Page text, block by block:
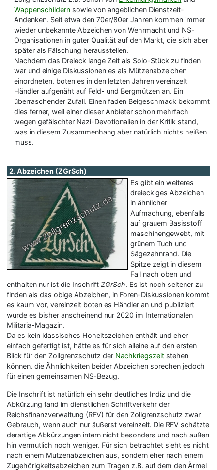
Wappenschildern sowie von angeblichen Dienstzeit-
Andenken. Seit etwa den 70er/80er Jahren kommen immer
wieder unbekannte Abzeichen von Wehrmacht und NS-
Organisationen in guter Qualität auf den Markt, die sich aber
später als Fälschung herausstellen.
Nachdem das Dreieck lange Zeit als Solo-Stück zu finden
war und einige Diskussionen es als Mützenabzeichen
einordneten, boten es in den letzten Jahren vereinzelt
Händler aufgenäht auf Feld- und Bergmützen an. Ein
überraschender Zufall. Einen faden Beigeschmack bekommt
dies ferner, weil einer dieser Anbieter schon mehrfach
wegen gefälschter Nazi-Devotionalien in der Kritik stand,
was in diesem Zusammenhang aber natürlich nichts heißen
muss.
2. Abzeichen (ZGrSch)
Es gibt ein weiteres
dreieckiges Abzeichen
in ähnlicher
Aufmachung, ebenfalls
auf grauem Basisstoff
maschinengewebt, mit
grünem Tuch und
Sägezahnrand. Die
Spitze zeigt in diesem
Fall nach oben und
enthalten nur ist die InschriftZGrSch. Es ist noch seltener zu
finden als das obige Abzeichen, in Foren-Diskussionen kommt
es kaum vor, vereinzelt boten es Händler an und publiziert
wurde es bisher anscheinend nur 2020 im Internationalen
Militaria-Magazin.
Da es kein klassisches Hoheitszeichen enthält und eher
einfach gefertigt ist, hätte es für sich alleine auf den ersten
Blick für den Zollgrenzschutz der Nachkriegszeit stehen
können, die Ähnlichkeiten beider Abzeichen sprechen jedoch
für einen gemeinsamen NS-Bezug.
Die Inschrift ist natürlich ein sehr deutliches Indiz und die
Abkürzung fand im dienstlichen Schriftverkehr der
Reichsfinanzverwaltung (RFV) für den Zollgrenzschutz zwar
Gebrauch, wenn auch nur äußerst vereinzelt. Die RFV schätzte
derartige Abkürzungen intern nicht besonders und nach außen
hin vermutlich noch weniger. Für sich betrachtet sieht es nicht
nach einem Mützenabzeichen aus, sondern eher nach einem
Zugehörigkeitsabzeichen zum Tragen z.B. auf dem den Ärmel